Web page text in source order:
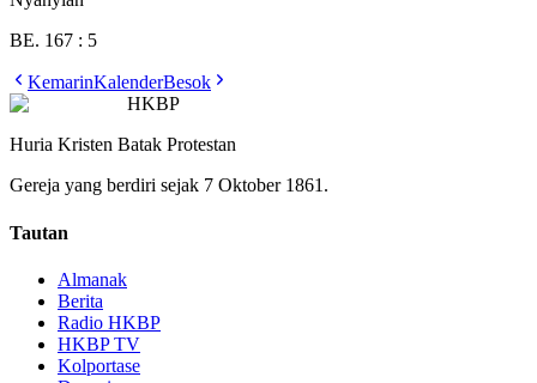
BE. 167 : 5
KemarinKalenderBesok
HKBP
Huria Kristen Batak Protestan
Gereja yang berdiri sejak 7 Oktober 1861.
Tautan
Almanak
Berita
Radio HKBP
HKBP TV
Kolportase